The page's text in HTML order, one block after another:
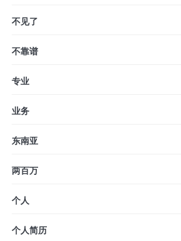
不见了
不靠谱
专业
业务
东南亚
两百万
个人
个人简历